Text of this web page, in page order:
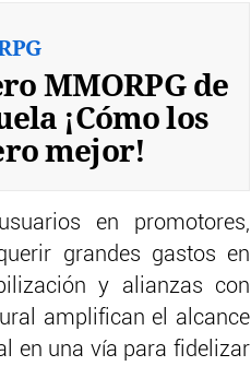
MMORPG de
¡Cómo los
mejor!
en promotores,
grandes gastos en
y alianzas con
amplifican el alcance
en una vía para fidelizar